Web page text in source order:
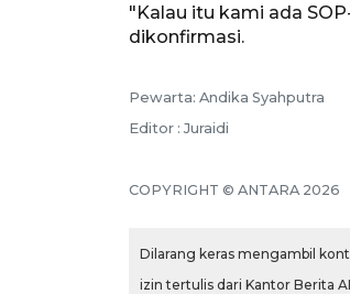
"Kalau itu kami ada
dikonfirmasi.
Pewarta: Andika Syahputra
Editor : Juraidi
COPYRIGHT © ANTARA 2026
Dilarang keras mengambil
izin tertulis dari Kantor Berita